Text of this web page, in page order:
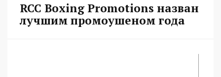
RCC Boxing Promotions назван
лучшим промоушеном года